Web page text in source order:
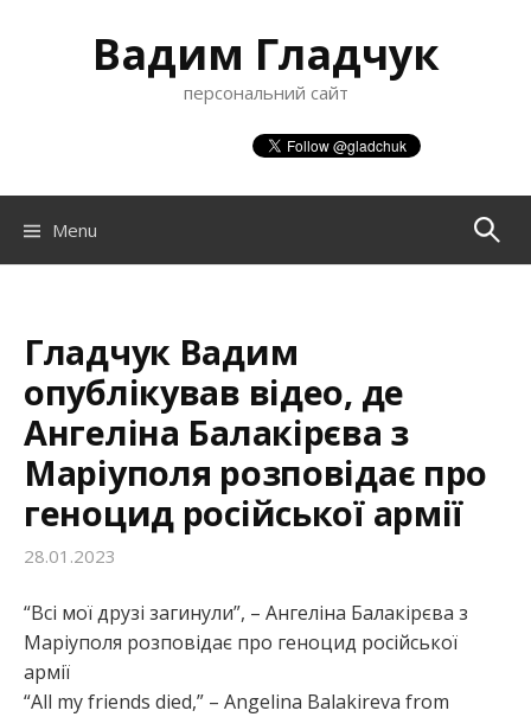
c
Вадим Гладчук
персональний сайт
Menu П
Гладчук Вадим
опублікував відео, де
Ангеліна Балакірєва з
Маріуполя розповідає про
геноцид російської армії
28.01.2023
“Всі мої друзі загинули”, – Ангеліна Балакірєва з
Маріуполя розповідає про геноцид російської
армії
“All my friends died,” – Angelina Balakireva from